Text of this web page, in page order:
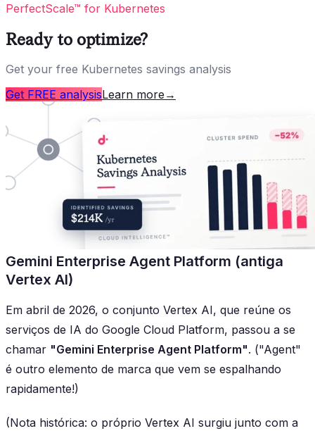
PerfectScale™ for Kubernetes
Ready to optimize?
Get your free Kubernetes savings analysis
Get FREE analysisLearn more →
Gemini Enterprise Agent Platform (antiga
Vertex AI)
Em abril de 2026, o conjunto Vertex AI, que reúne os
serviços de IA do Google Cloud Platform, passou a se
chamar "Gemini Enterprise Agent Platform". ("Agent"
é outro elemento de marca que vem se espalhando
rapidamente!)
(Nota histórica: o próprio Vertex AI surgiu junto com a